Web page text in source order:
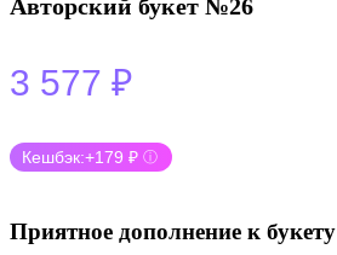
Авторский букет №26
3 577 ₽
Кешбэк:+179 ₽ ⓘ
Приятное дополнение к букету